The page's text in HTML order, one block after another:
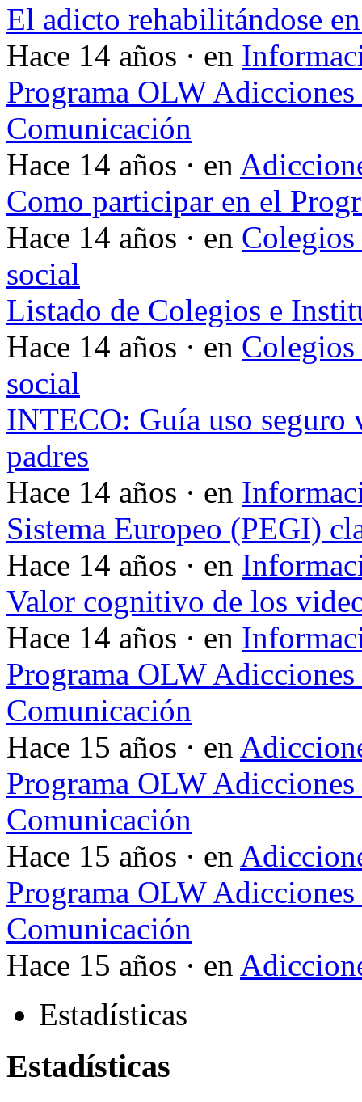
El adicto rehabilitándose
Hace 14 años · en
Programa OLW
Comunicación
Hace 14 años · en
Como participar en el
Hace 14 años · en
social
Listado de Colegios e
Hace 14 años · en
social
INTECO: Guía uso seguro
padres
Hace 14 años · en
Sistema Europeo (PEGI)
Hace 14 años · en
Valor cognitivo de los
Hace 14 años · en
Programa OLW
Comunicación
Hace 15 años · en
Programa OLW
Comunicación
Hace 15 años · en
Programa OLW
Comunicación
Hace 15 años · en
Estadísticas
Estadísticas